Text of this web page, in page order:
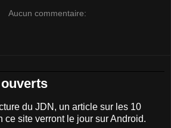
Aucun commentaire:
du JDN, un article sur les 10
ce site verront le jour sur Android.